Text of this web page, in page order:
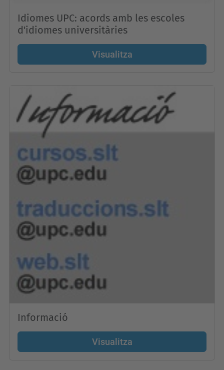
Idiomes UPC: acords amb les escoles
d'idiomes universitàries
Visualitza
Informació
Visualitza